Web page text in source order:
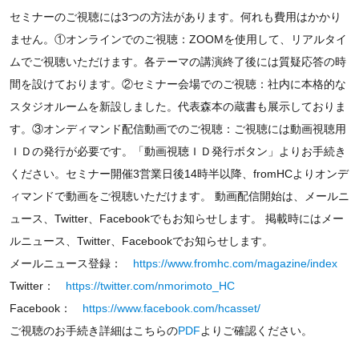
セミナーのご視聴には3つの方法があります。何れも費用はかかり
ません。①オンラインでのご視聴：ZOOMを使用して、リアルタイ
ムでご視聴いただけます。各テーマの講演終了後には質疑応答の時
間を設けております。②セミナー会場でのご視聴：社内に本格的な
スタジオルームを新設しました。代表森本の蔵書も展示しておりま
す。③オンディマンド配信動画でのご視聴：ご視聴には動画視聴用
ＩＤの発行が必要です。「動画視聴ＩＤ発行ボタン」よりお手続き
ください。セミナー開催3営業日後14時半以降、fromHCよりオンデ
ィマンドで動画をご視聴いただけます。 動画配信開始は、メールニ
ュース、Twitter、Facebookでもお知らせします。 掲載時にはメー
ルニュース、Twitter、Facebookでお知らせします。
メールニュース登録： https://www.fromhc.com/magazine/index
Twitter： https://twitter.com/nmorimoto_HC
Facebook： https://www.facebook.com/hcasset/
ご視聴のお手続き詳細はこちらのPDFよりご確認ください。